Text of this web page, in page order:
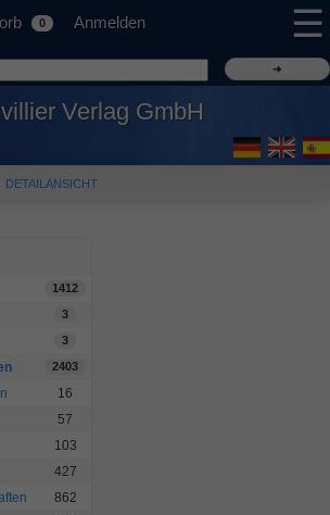
0 Anmelden ☰
Verlag GmbH
DETAILANSICHT
1412
3
3
2403
16
57
103
427
862